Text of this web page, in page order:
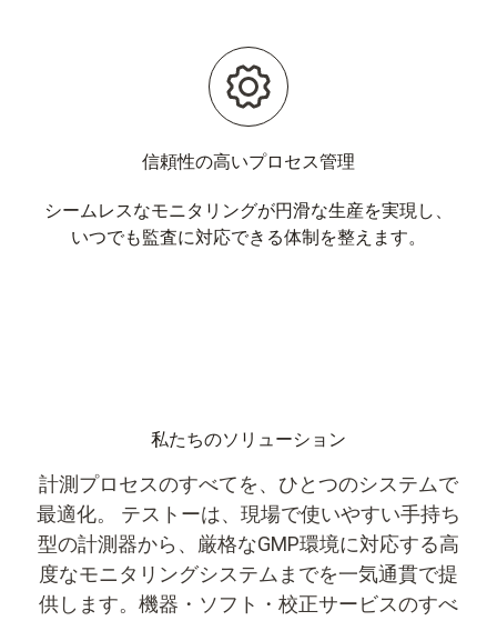
信頼性の高いプロセス管理
シームレスなモニタリングが円滑な生産を実現し、
いつでも監査に対応できる体制を整えます。
私たちのソリューション
計測プロセスのすべてを、ひとつのシステムで
最適化。 テストーは、現場で使いやすい手持ち
型の計測器から、厳格なGMP環境に対応する高
度なモニタリングシステムまでを一気通貫で提
供します。機器・ソフト・校正サービスのすべ